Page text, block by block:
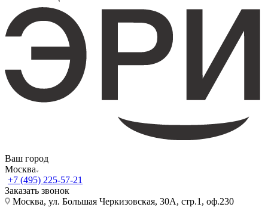
Ваш город
Москва
+7 (495) 225-57-21
Заказать звонок
Москва, ул. Большая Черкизовская, 30А, стр.1, оф.230